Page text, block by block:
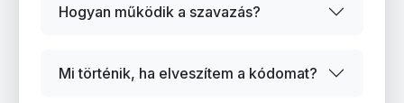
Hogyan működik a szavazás?
Mi történik, ha elveszítem a kódomat?